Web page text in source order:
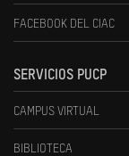
FACEBOOK DEL CIAC
SERVICIOS PUCP
CAMPUS VIRTUAL
BIBLIOTECA